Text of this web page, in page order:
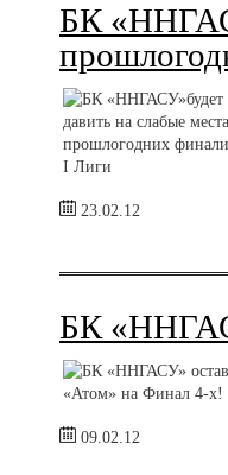
БК
23.02.12
БК
09.02.12